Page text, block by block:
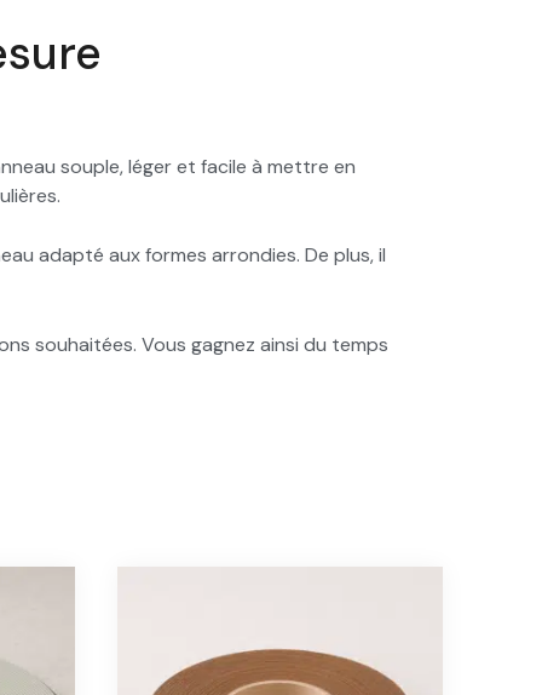
souple, léger et facile à mettre en
adapté aux formes arrondies. De plus, il
souhaitées. Vous gagnez ainsi du temps
plusieurs